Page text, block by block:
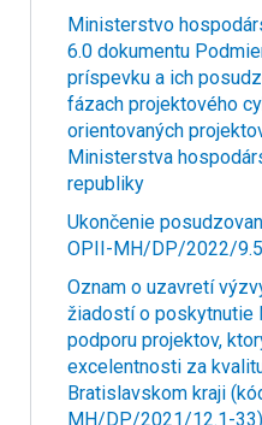
Ministerstvo
6.0 dokumentu
príspevku a ich
fázach projektového
orientovaných
Ministerstva
republiky
Ukončenie
OPII-MH/DP/2022/
Oznam o uzavretí
žiadostí o poskytnutie
podporu projektov,
excelentnosti za
Bratislavskom kraji
MH/DP/2021/12.1-33)